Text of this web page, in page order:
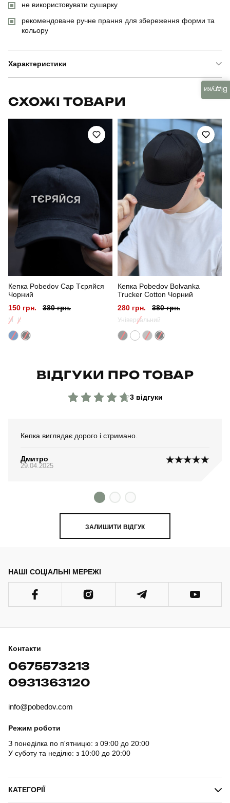
не використовувати сушарку
рекомендоване ручне прання для збереження форми та
кольору
Характеристики
pobedov
HWcp309Lba
для повсякденного носіння
Стиль повсякденний
літо
чорний
Матеріал
СХОЖІ ТОВАРИ
Кепка Pobedov Cap Тєряйся
Чорний
150 грн.
380 грн.
M L
Кепка Pobedov Bolvanka
Trucker Cotton Чорний
280 грн.
380 грн.
Універсальний
ВІДГУКИ ПРО ТОВАР
Відгуки
3 відгуки
Кепка виглядає дорого і стримано.
Дмитро
29.04.2025
ЗАЛИШИТИ ВІДГУК
НАШІ СОЦІАЛЬНІ МЕРЕЖІ
Контакти
0675573213
0931363120
info@pobedov.com
Режим роботи
З понеділка по п'ятницю: з 09:00 до 20:00
У суботу та неділю: з 10:00 до 20:00
КАТЕГОРІЇ